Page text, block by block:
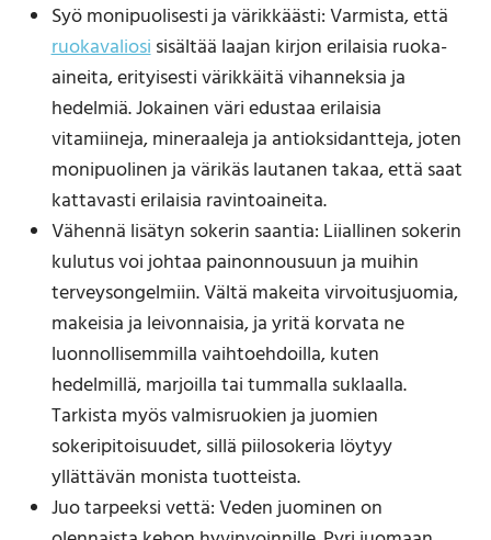
Syö monipuolisesti ja värikkäästi: Varmista, että
ruokavaliosisisältää laajan kirjon erilaisia ruoka-
aineita, erityisesti värikkäitä vihanneksia ja
hedelmiä. Jokainen väri edustaa erilaisia
vitamiineja, mineraaleja ja antioksidantteja, joten
monipuolinen ja värikäs lautanen takaa, että saat
kattavasti erilaisia ravintoaineita.
Vähennä lisätyn sokerin saantia: Liiallinen sokerin
kulutus voi johtaa painonnousuun ja muihin
terveysongelmiin. Vältä makeita virvoitusjuomia,
makeisia ja leivonnaisia, ja yritä korvata ne
luonnollisemmilla vaihtoehdoilla, kuten
hedelmillä, marjoilla tai tummalla suklaalla.
Tarkista myös valmisruokien ja juomien
sokeripitoisuudet, sillä piilosokeria löytyy
yllättävän monista tuotteista.
Juo tarpeeksi vettä: Veden juominen on